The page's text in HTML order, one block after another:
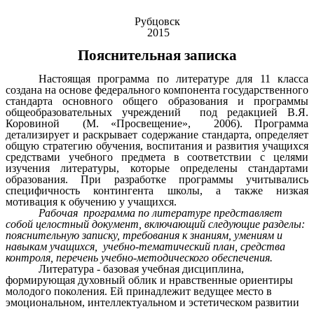
Рубцовск
2015
Пояснительная записка
Настоящая программа по литературе для 11 класса
создана на основе федерального компонента государственного
стандарта основного общего образования и программы
общеобразовательных учреждений под редакцией В.Я.
Коровиной (М. «Просвещение», 2006). Программа
детализирует и раскрывает содержание стандарта, определяет
общую стратегию обучения, воспитания и развития учащихся
средствами учебного предмета в соответствии с целями
изучения литературы, которые определены стандартами
образования. При разработке программы учитывались
специфичность контингента школы, а также низкая
мотивация к обучению у учащихся.
Рабочая программа по литературе представляет
собой целостный документ, включающий следующие разделы:
пояснительную записку, требования к знаниям, умениям и
навыкам учащихся,
учебно-тематический план, средства
контроля, перечень учебно-методического обеспечения.
Литература - базовая учебная дисциплина,
формирующая духовный облик и нравственные ориентиры
молодого поколения. Ей принадлежит ведущее место в
эмоциональном, интеллектуальном и эстетическом развитии